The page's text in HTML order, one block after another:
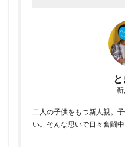
二人の子供をもつ新人親。
い。そんな思いで日々奮闘中